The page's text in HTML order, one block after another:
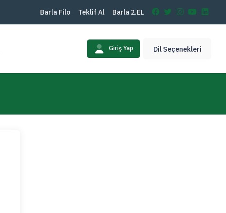
Barla Filo Teklif Al Barla 2.EL
Giriş Yap Dil Seçenekleri